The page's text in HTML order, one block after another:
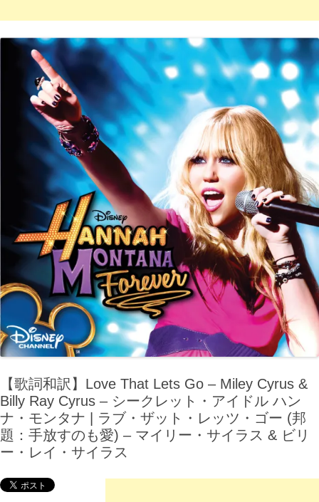
【歌詞和訳】Love That Lets Go – Miley Cyrus &
Billy Ray Cyrus – シークレット・アイドル ハン
ナ・モンタナ | ラブ・ザット・レッツ・ゴー (邦
題：手放すのも愛) – マイリー・サイラス & ビリ
ー・レイ・サイラス